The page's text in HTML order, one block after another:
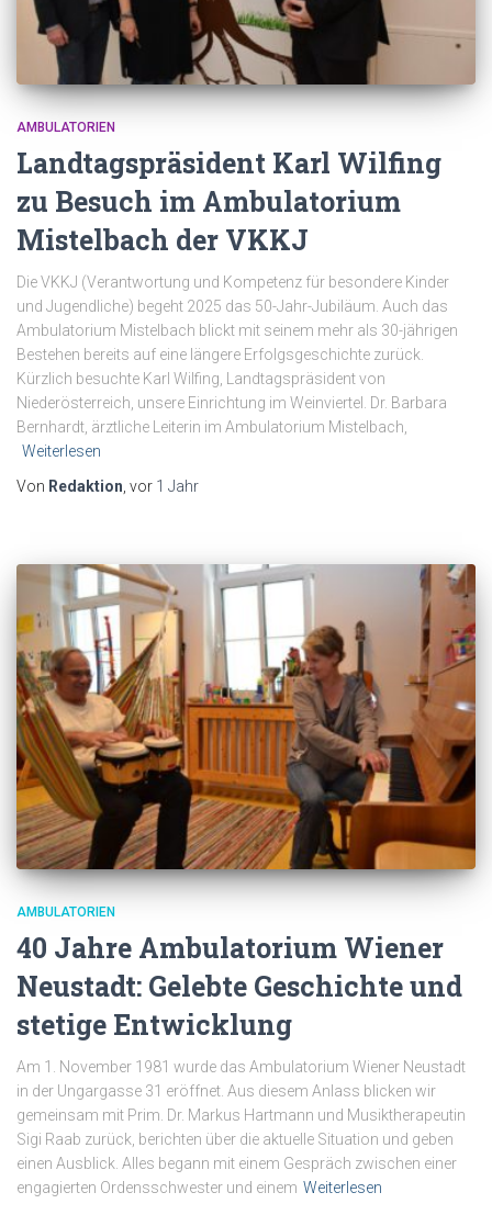
AMBULATORIEN
Landtagspräsident Karl Wilfing
zu Besuch im Ambulatorium
Mistelbach der VKKJ
Die VKKJ (Verantwortung und Kompetenz für besondere Kinder
und Jugendliche) begeht 2025 das 50-Jahr-Jubiläum. Auch das
Ambulatorium Mistelbach blickt mit seinem mehr als 30-jährigen
Bestehen bereits auf eine längere Erfolgsgeschichte zurück.
Kürzlich besuchte Karl Wilfing, Landtagspräsident von
Niederösterreich, unsere Einrichtung im Weinviertel. Dr. Barbara
Bernhardt, ärztliche Leiterin im Ambulatorium Mistelbach,
Weiterlesen
Von Redaktion , vor 1 Jahr
AMBULATORIEN
40 Jahre Ambulatorium Wiener
Neustadt: Gelebte Geschichte und
stetige Entwicklung
Am 1. November 1981 wurde das Ambulatorium Wiener Neustadt
in der Ungargasse 31 eröffnet. Aus diesem Anlass blicken wir
gemeinsam mit Prim. Dr. Markus Hartmann und Musiktherapeutin
Sigi Raab zurück, berichten über die aktuelle Situation und geben
einen Ausblick. Alles begann mit einem Gespräch zwischen einer
engagierten Ordensschwester und einem Weiterlesen